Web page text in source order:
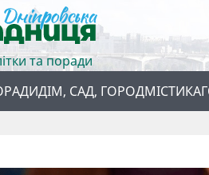
та поради
ДІМ, САД, ГОРОДМІСТИКА